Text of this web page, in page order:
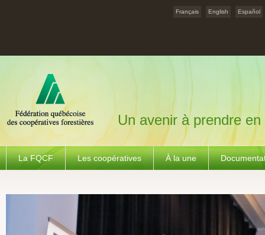
Français English Español
Un avenir à prendre en
La FQCF Les coopératives À la une